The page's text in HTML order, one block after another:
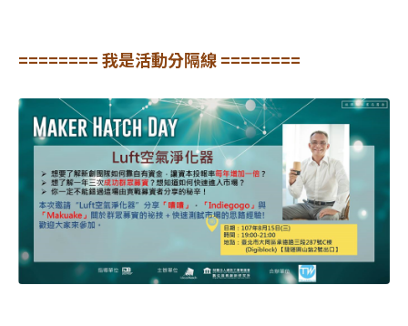
======== 我是活動分隔線 ========